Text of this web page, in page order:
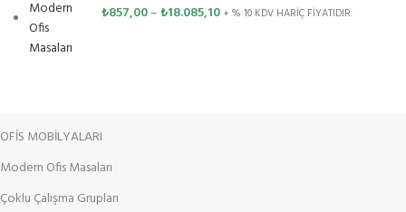
₺857,00–₺18.085,10 + % 10 KDV HARİÇ FİYATIDIR.
OFİS MOBİLYALARI
Modern Ofis Masaları
Çoklu Çalışma Grupları